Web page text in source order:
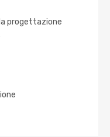
progettazione